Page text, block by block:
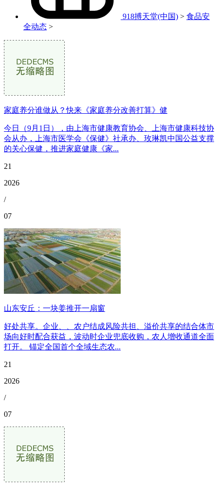
918搏天堂(中国) > 食品安
全动态 >
家庭养分谁做从？快来《家庭养分改善打算》健
今日（9月1日），由上海市健康教育协会、上海市健康科技协
会从办，上海市医学会《保健》社承办、玫琳凯中国公益支撑
的关心保健，推进家庭健康《家...
21
2026
/
07
山东安丘：一块姜推开一扇窗
好处共享。企业、、农户结成风险共担、溢价共享的结合体市
场向好时配合获益，波动时企业兜底收购，农人增收通道全面
打开。 锚定全国首个全域生态农...
21
2026
/
07